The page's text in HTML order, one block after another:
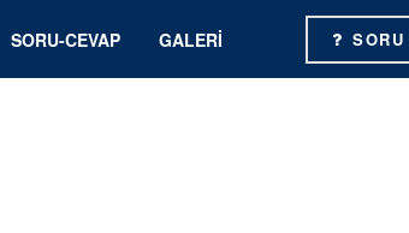
SORU-CEVAP GALERI